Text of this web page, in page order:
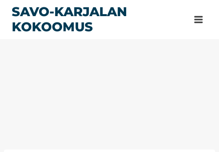
Siirry
sisältöön
SAVO-KARJALAN
KOKOOMUS